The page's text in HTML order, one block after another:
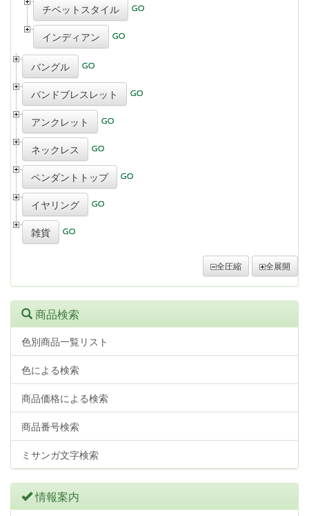
チベットスタイル
インディアン
バングル
バンドブレスレット
アンクレット
ネックレス
ペンダントトップ
イヤリング
雑貨
全圧縮 全展開
商品検索
色別商品一覧リスト
色による検索
商品価格による検索
商品番号検索
ミサンガ文字検索
情報案内